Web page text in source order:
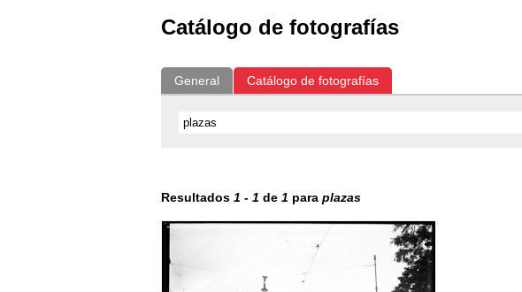
Catálogo de fotografías
General Catálogo de fotografías
Resultados 1 - 1 de 1 para plazas